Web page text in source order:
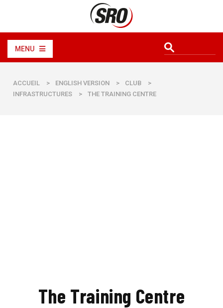
MENU
ACCUEIL > ENGLISH VERSION > CLUB
>
INFRASTRUCTURES
> THE TRAINING CENTRE
The Training Centre